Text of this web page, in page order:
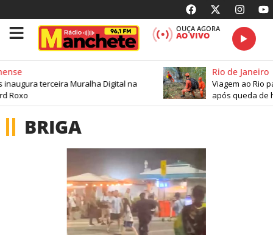
OUÇA AGORA
AO VIVO
terceira Muralha Digital na
Rio de Janeiro
Viagem ao Rio
após queda de
BRIGA